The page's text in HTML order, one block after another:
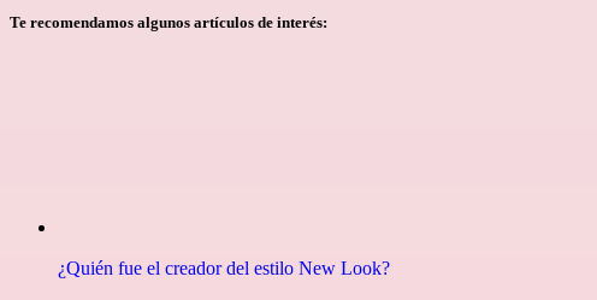
Te recomendamos algunos artículos de interés:
¿Quién fue el creador del estilo New Look?